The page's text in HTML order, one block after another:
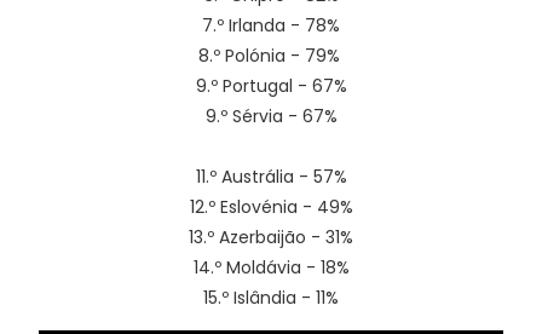
7.º Irlanda - 78%
8.º Polónia - 79%
9.º Portugal - 67%
9.º Sérvia - 67%
11.º Austrália - 57%
12.º Eslovénia - 49%
13.º Azerbaijão - 31%
14.º Moldávia - 18%
15.º Islândia - 11%